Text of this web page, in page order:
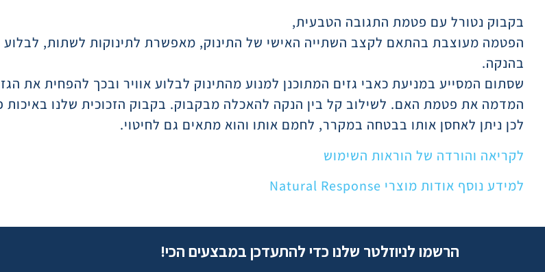
בקבוק נטורל עם פטמת התגובה הטבעית,
הפטמה מעוצבת בהתאם לקצב השתייה האישי של התינוק, מאפשרת לתינוקות לשתות,
בהנקה.
שסתום המסייע במניעת כאבי גזים המתוכנן למנוע מהתינוק לבלוע אוויר ובכך להפחית את
המדמה את פטמת האם. לשילוב קל בין הנקה להאכלה מבקבוק. בקבוק הזכוכית שלנו באיכות
לכן ניתן לאחסן אותו בבטחה במקרר, לחמם אותו והוא מתאים גם לחיטוי.
לקריאה והורדה של הוראות השימוש
למידע נוסף אודות מוצרי Natural Response
הרשמו לניוזלטר שלנו כדי להתעדכן במבצעים הכי!